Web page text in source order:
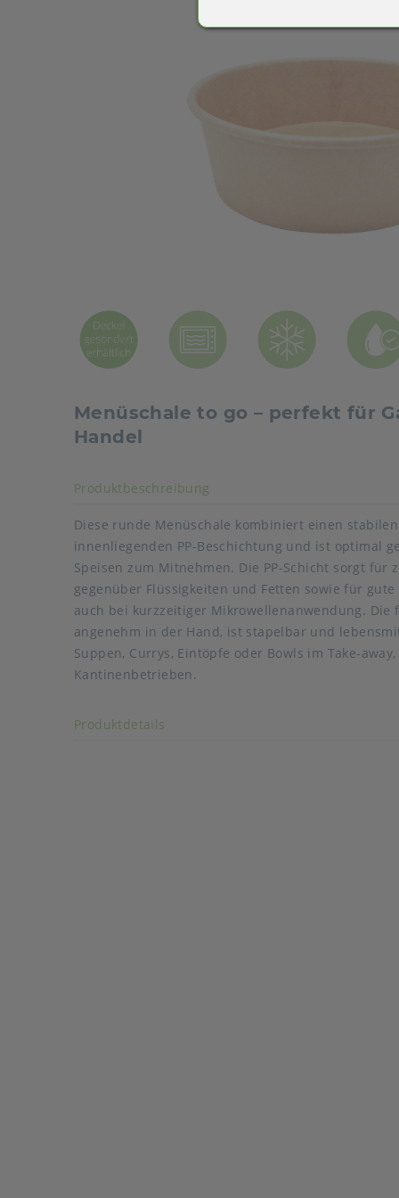
Menüschale to go – perfekt für
Handel
Produktbeschreibung
Diese runde Menüschale kombiniert einen
innenliegenden PP-Beschichtung und ist optimal
Speisen zum Mitnehmen. Die PP-Schicht sorgt für
gegenüber Flüssigkeiten und Fetten sowie für
auch bei kurzzeitiger Mikrowellenanwendung. Die
angenehm in der Hand, ist stapelbar und
Suppen, Currys, Eintöpfe oder Bowls im Take-
Kantinenbetrieben.
Produktdetails
Art der verpackten Lebensmittel: alle Lebensmittel
mikrowellengeeignet: Ja, 600 W, 3 Min.
tiefkühlgeeignet: Ja
stapelbar: Ja